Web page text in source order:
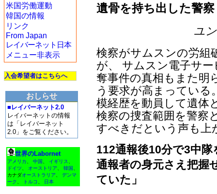
米国労働運動
韓国の情報
リンク
From Japan
レイバーネット日本
メニュー非表示
入会希望者はこちらへ
おしらせ
■レイバーネット2.0
レイバーネットの情報
は「レイバーネット
2.0」をご覧ください。
世界のLabornet
アメリカ 中国 イギリス
ドイツ
オーストリア 韓国
カナダオーストラリア
デンマ
ーク
トルコ 日本
遺骨を持ち出した警察
ユ
検察がサムスンの労組
が、 サムスン電子サ
奪事件の真相もまた明
う要求が高まっている
模経歴を動員して遺体
検察の捜査範囲を警察
すべきだという声も上
112通報後10分で3中
通報者の身元さえ把握
ていた」